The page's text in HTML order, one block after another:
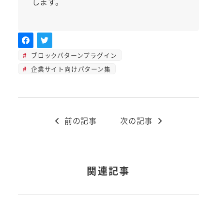
ブロックパターンプラグイン
企業サイト向けパターン集
前の記事 次の記事
関連記事